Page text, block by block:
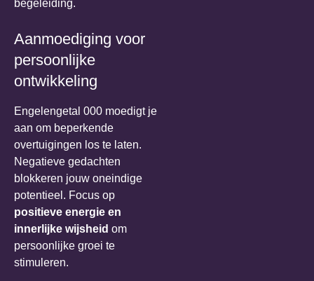
begeleiding.
Aanmoediging voor
persoonlijke
ontwikkeling
Engelengetal 000 moedigt je
aan om beperkende
overtuigingen los te laten.
Negatieve gedachten
blokkeren jouw oneindige
potentieel. Focus op
positieve energie en
innerlijke wijsheid om
persoonlijke groei te
stimuleren.